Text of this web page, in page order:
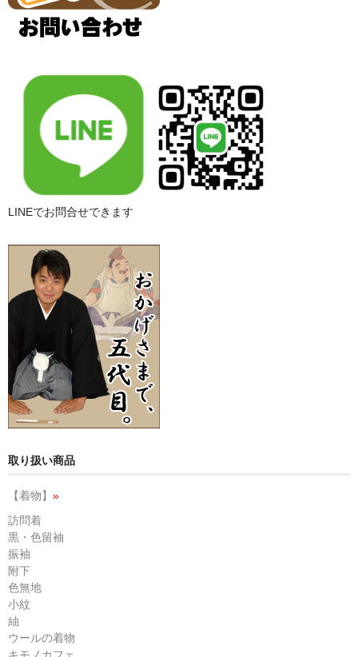
LINEでお問合せできます
取り扱い商品
【着物】 »
訪問着
黒・色留袖
振袖
附下
色無地
小紋
紬
ウールの着物